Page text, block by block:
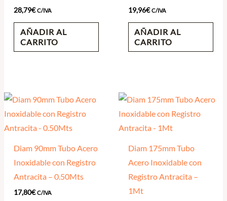
28,79€ C/IVA
AÑADIR AL
CARRITO
19,96€ C/IVA
AÑADIR AL
CARRITO
Diam 90mm Tubo Acero
Inoxidable con Registro
Antracita – 0.50Mts
17,80€ C/IVA
Diam 175mm Tubo
Acero Inoxidable con
Registro Antracita –
1Mt